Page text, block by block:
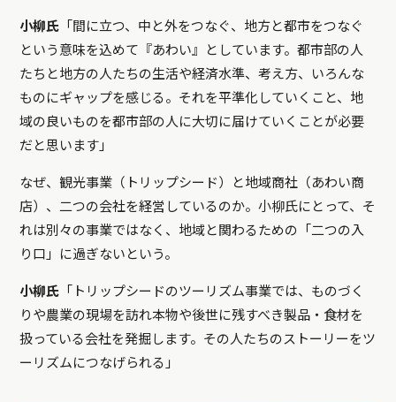
小柳氏 「間に立つ、中と外をつなぐ、地方と都市をつなぐ
という意味を込めて『あわい』としています。都市部の人
たちと地方の人たちの生活や経済水準、考え方、いろんな
ものにギャップを感じる。それを平準化していくこと、地
域の良いものを都市部の人に大切に届けていくことが必要
だと思います」
なぜ、観光事業（トリップシード）と地域商社（あわい商
店）、二つの会社を経営しているのか。小柳氏にとって、そ
れは別々の事業ではなく、地域と関わるための「二つの入
り口」に過ぎないという。
小柳氏 「トリップシードのツーリズム事業では、ものづく
りや農業の現場を訪れ本物や後世に残すべき製品・食材を
扱っている会社を発掘します。その人たちのストーリーをツ
ーリズムにつなげられる」